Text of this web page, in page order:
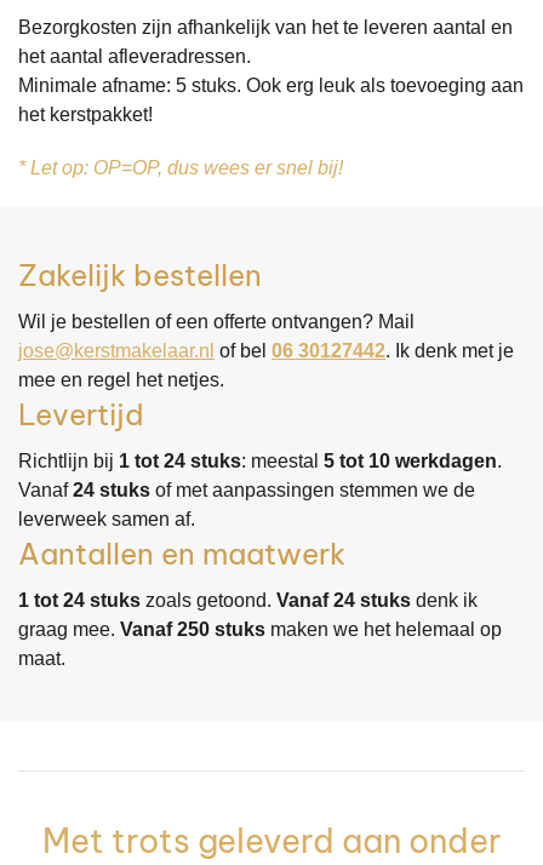
Bezorgkosten zijn afhankelijk van het te leveren aantal en
het aantal afleveradressen.
Minimale afname: 5 stuks. Ook erg leuk als toevoeging aan
het kerstpakket!
* Let op: OP=OP, dus wees er snel bij!
Zakelijk bestellen
Wil je bestellen of een offerte ontvangen? Mail
jose@kerstmakelaar.nl of bel 06 30127442. Ik denk met je
mee en regel het netjes.
Levertijd
Richtlijn bij 1 tot 24 stuks: meestal 5 tot 10 werkdagen.
Vanaf24 stuks of met aanpassingen stemmen we de
leverweek samen af.
Aantallen en maatwerk
1 tot 24 stuks zoals getoond. Vanaf 24 stuks denk ik
graag mee. Vanaf 250 stuks maken we het helemaal op
maat.
Met trots geleverd aan onder